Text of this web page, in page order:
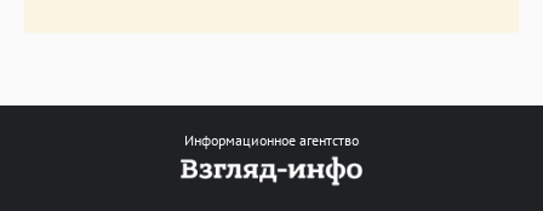
Информационное агентство